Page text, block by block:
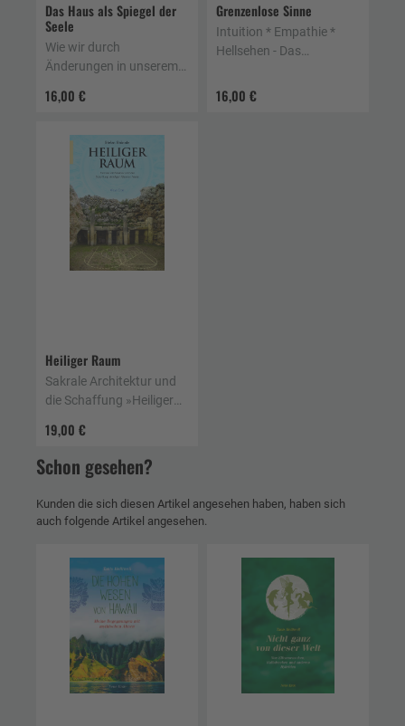
Das Haus als Spiegel der
Seele
16,00 €
Wie wir durch
Änderungen in unserem
heilen
Grenzenlose Sinne
16,00 €
Intuition * Empathie *
Hellsehen - Das
Arbeitsbuch zur
Fernwahrnehmung
Heiliger Raum
19,00 €
Sakrale Architektur und
die Schaffung »Heiliger
Schon gesehen?
Kunden die sich diesen Artikel angesehen haben, haben sich
auch folgende Artikel angesehen.